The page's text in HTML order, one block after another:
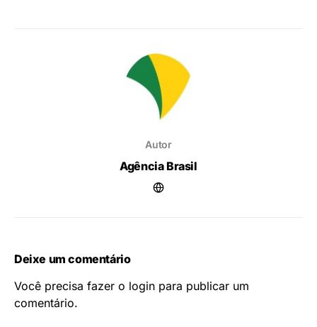
Autor
Agência Brasil
Deixe um comentário
Você precisa fazer o login para publicar um
comentário.